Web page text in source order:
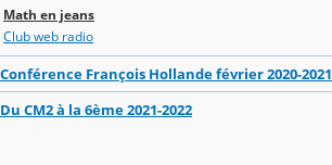
Math en jeans
Club web radio
Conférence François Hollande février 2020-2021
Du CM2 à la 6ème 2021-2022